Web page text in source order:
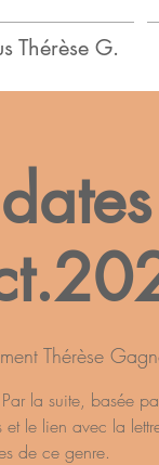
Thérèse G.
Thérèse
la suite, basée
le lien avec la
de ce genre.